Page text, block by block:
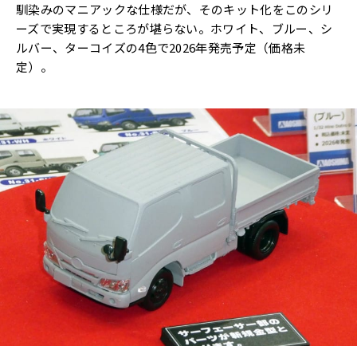
馴染みのマニアックな仕様だが、そのキット化をこのシリ
ーズで実現するところが堪らない。ホワイト、ブルー、シ
ルバー、ターコイズの4色で2026年発売予定（価格未
定）。